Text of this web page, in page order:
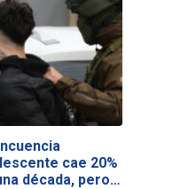
cae 20%
década, pero…